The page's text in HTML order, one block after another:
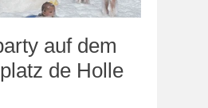
auf dem
de Holle